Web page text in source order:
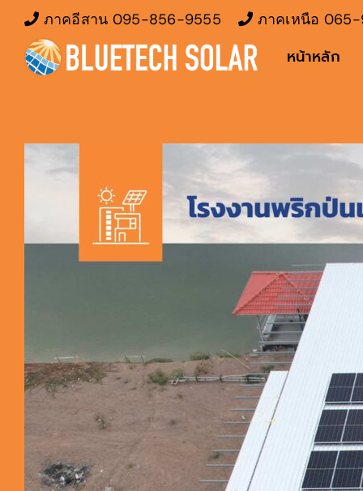
content
ภาคอีสาน 095-856-9555 ภาคเหนือ 065-
หน้าหลัก
ผลงานติดตั้ง Solar